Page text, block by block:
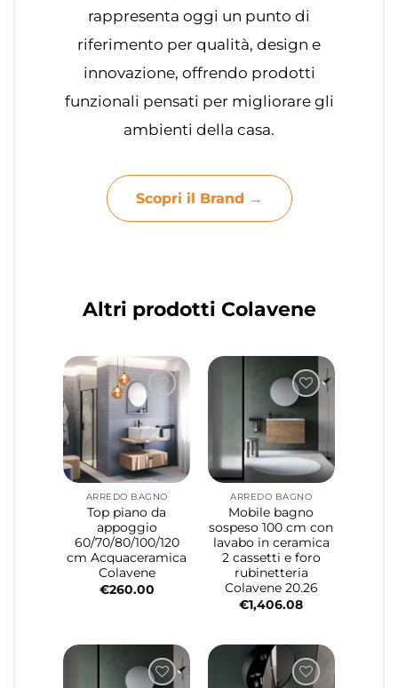
rappresenta oggi un punto di
riferimento per qualità, design e
innovazione, offrendo prodotti
funzionali pensati per migliorare gli
ambienti della casa.
Scopri il Brand →
Altri prodotti Colavene
ARREDO BAGNO
Top piano da
appoggio
60/70/80/100/120
cm Acquaceramica
Colavene
€260.00
ARREDO BAGNO
Mobile bagno
sospeso 100 cm con
lavabo in ceramica
2 cassetti e foro
rubinetteria
Colavene 20.26
€1,406.08